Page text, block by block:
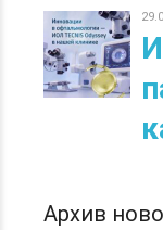
Архив